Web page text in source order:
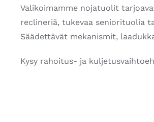
Valikoimamme nojatuolit
reclineriä, tukevaa seniorituolia
Säädettävät mekanismit,
Kysy rahoitus- ja